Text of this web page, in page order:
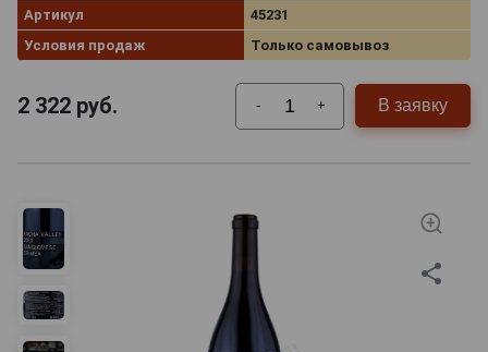
Артикул
45231
Условия продаж
Только самовывоз
2 322 руб. - + В заявку